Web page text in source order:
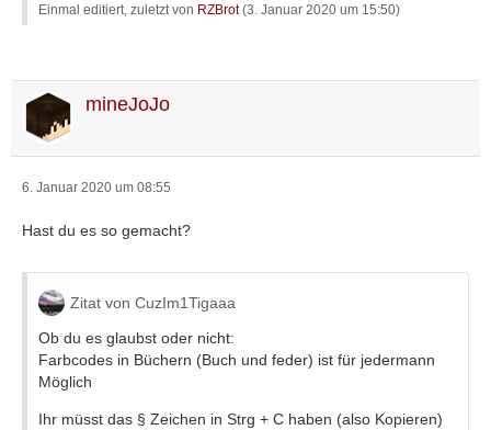
Einmal editiert, zuletzt von RZBrot(3. Januar 2020 um 15:50)
mineJoJo
6. Januar 2020 um 08:55
Hast du es so gemacht?
Zitat von CuzIm1Tigaaa
Ob du es glaubst oder nicht:
Farbcodes in Büchern (Buch und feder) ist für jedermann
Möglich
Ihr müsst das § Zeichen in Strg + C haben (also Kopieren)